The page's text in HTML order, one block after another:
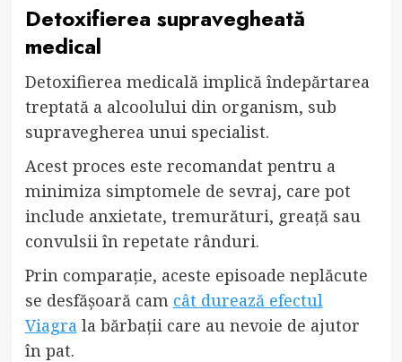
Detoxifierea supravegheată
medical
Detoxifierea medicală implică îndepărtarea
treptată a alcoolului din organism, sub
supravegherea unui specialist.
Acest proces este recomandat pentru a
minimiza simptomele de sevraj, care pot
include anxietate, tremurături, greață sau
convulsii în repetate rânduri.
Prin comparație, aceste episoade neplăcute
se desfășoară cam cât durează efectul
Viagrala bărbații care au nevoie de ajutor
în pat.